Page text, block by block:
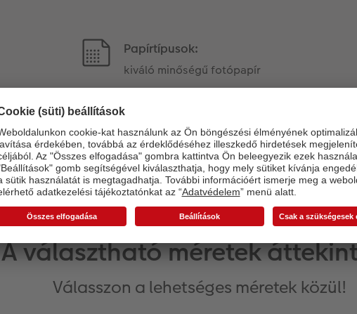
Papírtípusok:
kiváló minőségű fotópapír
A választható méretek
Válasszon a lehetséges méretek közül!